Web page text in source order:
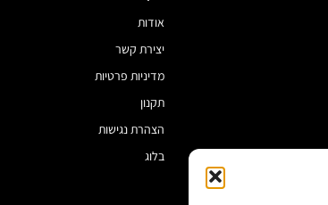
אודות
יצירת קשר
מדיניות פרטיות
תקנון
הצהרת נגישות
בלוג